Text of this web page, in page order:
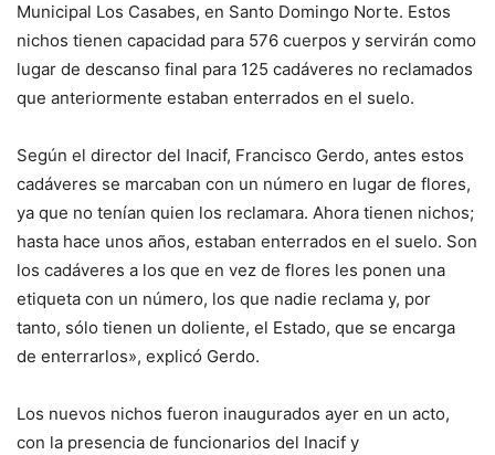
Municipal Los Casabes, en Santo Domingo Norte. Estos
nichos tienen capacidad para 576 cuerpos y servirán como
lugar de descanso final para 125 cadáveres no reclamados
que anteriormente estaban enterrados en el suelo.
Según el director del Inacif, Francisco Gerdo, antes estos
cadáveres se marcaban con un número en lugar de flores,
ya que no tenían quien los reclamara. Ahora tienen nichos;
hasta hace unos años, estaban enterrados en el suelo. Son
los cadáveres a los que en vez de flores les ponen una
etiqueta con un número, los que nadie reclama y, por
tanto, sólo tienen un doliente, el Estado, que se encarga
de enterrarlos», explicó Gerdo.
Los nuevos nichos fueron inaugurados ayer en un acto,
con la presencia de funcionarios del Inacif y